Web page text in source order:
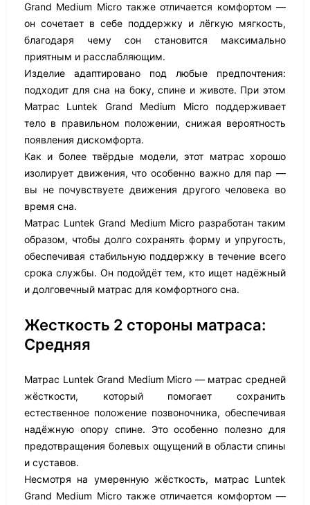
Grand Medium Micro также отличается комфортом —
он сочетает в себе поддержку и лёгкую мягкость,
благодаря чему сон становится максимально
приятным и расслабляющим.
Изделие адаптировано под любые предпочтения:
подходит для сна на боку, спине и животе. При этом
Матрас Luntek Grand Medium Micro поддерживает
тело в правильном положении, снижая вероятность
появления дискомфорта.
Как и более твёрдые модели, этот матрас хорошо
изолирует движения, что особенно важно для пар —
вы не почувствуете движения другого человека во
время сна.
Матрас Luntek Grand Medium Micro разработан таким
образом, чтобы долго сохранять форму и упругость,
обеспечивая стабильную поддержку в течение всего
срока службы. Он подойдёт тем, кто ищет надёжный
и долговечный матрас для комфортного сна.
Жесткость 2 стороны матраса:
Средняя
Матрас Luntek Grand Medium Micro — матрас средней
жёсткости, который помогает сохранить
естественное положение позвоночника, обеспечивая
надёжную опору спине. Это особенно полезно для
предотвращения болевых ощущений в области спины
и суставов.
Несмотря на умеренную жёсткость, матрас Luntek
Grand Medium Micro также отличается комфортом —